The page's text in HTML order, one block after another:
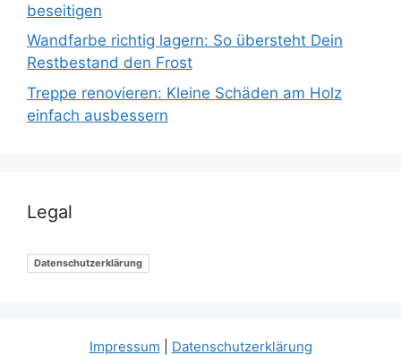
beseitigen
Wandfarbe richtig lagern: So übersteht Dein
Restbestand den Frost
Treppe renovieren: Kleine Schäden am Holz
einfach ausbessern
Legal
Datenschutzerklärung
Impressum Datenschutzerklärung